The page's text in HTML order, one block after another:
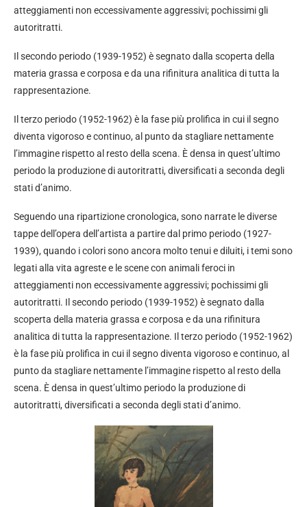
atteggiamenti non eccessivamente aggressivi; pochissimi gli
autoritratti.
Il secondo periodo (1939-1952) è segnato dalla scoperta della
materia grassa e corposa e da una rifinitura analitica di tutta la
rappresentazione.
Il terzo periodo (1952-1962) è la fase più prolifica in cui il segno
diventa vigoroso e continuo, al punto da stagliare nettamente
l’immagine rispetto al resto della scena. È densa in quest’ultimo
periodo la produzione di autoritratti, diversificati a seconda degli
stati d’animo.
Seguendo una ripartizione cronologica, sono narrate le diverse
tappe dell’opera dell’artista a partire dal primo periodo (1927-
1939), quando i colori sono ancora molto tenui e diluiti, i temi sono
legati alla vita agreste e le scene con animali feroci in
atteggiamenti non eccessivamente aggressivi; pochissimi gli
autoritratti. Il secondo periodo (1939-1952) è segnato dalla
scoperta della materia grassa e corposa e da una rifinitura
analitica di tutta la rappresentazione. Il terzo periodo (1952-1962)
è la fase più prolifica in cui il segno diventa vigoroso e continuo, al
punto da stagliare nettamente l’immagine rispetto al resto della
scena. È densa in quest’ultimo periodo la produzione di
autoritratti, diversificati a seconda degli stati d’animo.